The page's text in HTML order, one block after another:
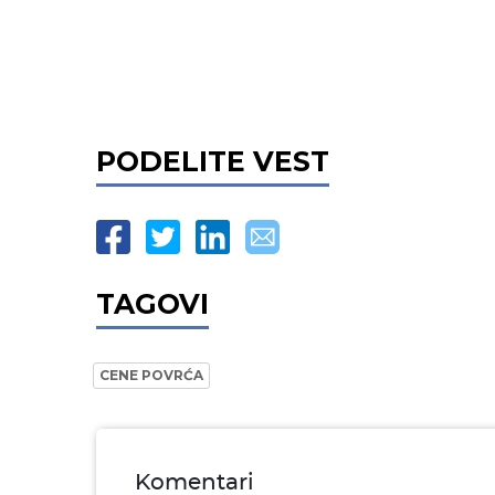
PODELITE VEST
TAGOVI
CENE POVRĆA
Komentari